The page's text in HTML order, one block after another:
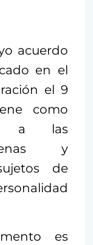
acuerdo
en el
el 9
como
a las
y
de
es